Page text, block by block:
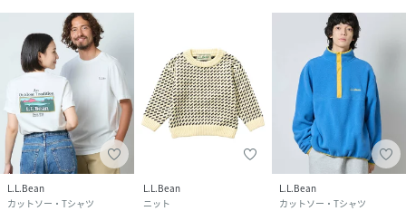
L.L.Bean
カットソー・Tシャツ
L.L.Bean
ニット
L.L.Bean
カットソー・Tシャツ